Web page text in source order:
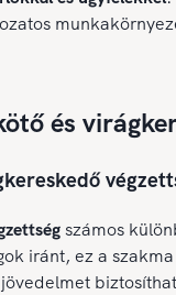
és
számos
iránt, ez a